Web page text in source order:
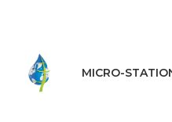
MICRO-